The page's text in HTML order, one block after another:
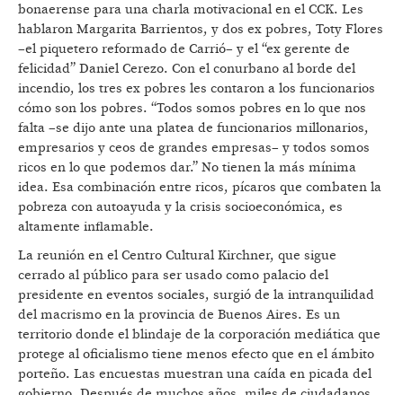
bonaerense para una charla motivacional en el CCK. Les
hablaron Margarita Barrientos, y dos ex pobres, Toty Flores
–el piquetero reformado de Carrió– y el “ex gerente de
felicidad” Daniel Cerezo. Con el conurbano al borde del
incendio, los tres ex pobres les contaron a los funcionarios
cómo son los pobres. “Todos somos pobres en lo que nos
falta –se dijo ante una platea de funcionarios millonarios,
empresarios y ceos de grandes empresas– y todos somos
ricos en lo que podemos dar.” No tienen la más mínima
idea. Esa combinación entre ricos, pícaros que combaten la
pobreza con autoayuda y la crisis socioeconómica, es
altamente inflamable.
La reunión en el Centro Cultural Kirchner, que sigue
cerrado al público para ser usado como palacio del
presidente en eventos sociales, surgió de la intranquilidad
del macrismo en la provincia de Buenos Aires. Es un
territorio donde el blindaje de la corporación mediática que
protege al oficialismo tiene menos efecto que en el ámbito
porteño. Las encuestas muestran una caída en picada del